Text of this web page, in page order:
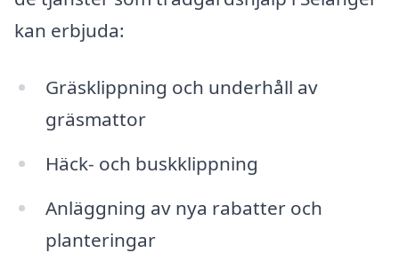
kan erbjuda:
Gräsklippning och underhåll av
gräsmattor
Häck- och buskklippning
Anläggning av nya rabatter och
planteringar